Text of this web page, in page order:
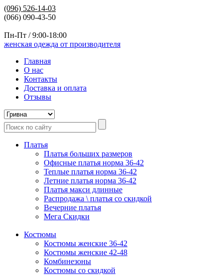
(096) 526-14-03
(066) 090-43-50
Пн-Пт / 9:00-18:00
женская одежда от производителя
Главная
О нас
Контакты
Доставка и оплата
Отзывы
Платья
Платья больших размеров
Офисные платья норма 36-42
Теплые платья норма 36-42
Летние платья норма 36-42
Платья макси длинные
Распродажа \ платья со скидкой
Вечерние платья
Мега Скидки
Костюмы
Костюмы женские 36-42
Костюмы женские 42-48
Комбинезоны
Костюмы со скидкой